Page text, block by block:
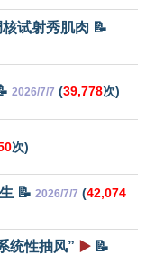
试射秀肌肉 📝
2026/7/7 (39,778次)
次)
📝 2026/7/7 (42,074
统性抽风” ▶️ 📝